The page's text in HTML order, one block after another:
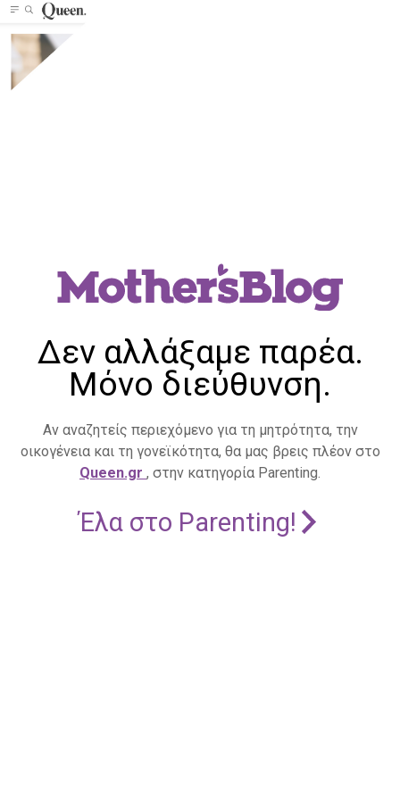
Δεν αλλάξαμε παρέα.
Μόνο διεύθυνση.
Αν αναζητείς περιεχόμενο για τη μητρότητα, την
οικογένεια και τη γονεϊκότητα, θα μας βρεις πλέον στο
Queen.gr , στην κατηγορία Parenting.
Έλα στο Parenting!